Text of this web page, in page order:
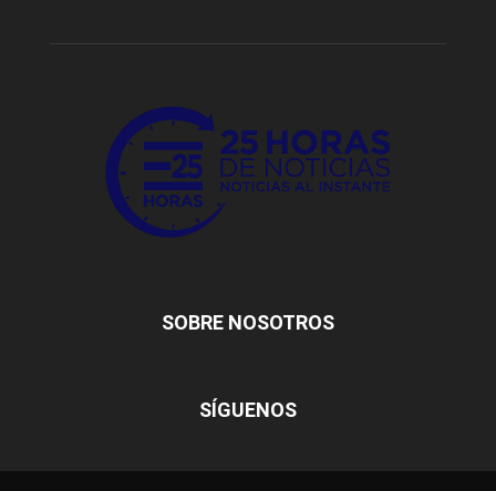
SOBRE NOSOTROS
SÍGUENOS